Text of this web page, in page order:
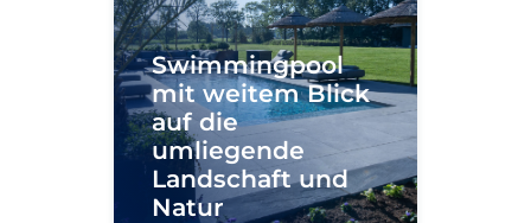
Swimmingpool
mit weitem Blick
auf die
umliegende
Landschaft und
Natur